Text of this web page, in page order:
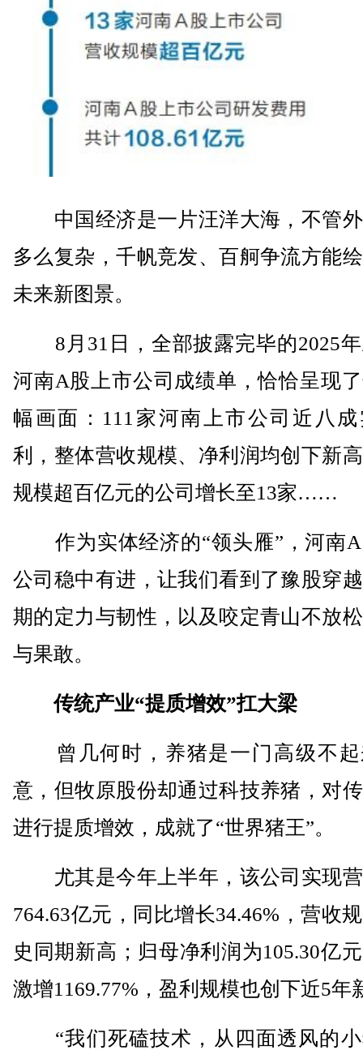
中国经济是一片汪洋大海，不管
多么复杂，千帆竞发、百舸争流方能
未来新图景。
8月31日，全部披露完毕的2025年
河南A股上市公司成绩单，恰恰呈现
幅画面：111家河南上市公司近八
利，整体营收规模、净利润均创下新
规模超百亿元的公司增长至13家……
作为实体经济的“领头雁”，河南A
公司稳中有进，让我们看到了豫股穿
期的定力与韧性，以及咬定青山不放
与果敢。
传统产业“提质增效”扛大梁
曾几何时，养猪是一门高级不起
意，但牧原股份却通过科技养猪，对
进行提质增效，成就了“世界猪王”。
尤其是今年上半年，该公司实现
764.63亿元，同比增长34.46%，营收
史同期新高；归母净利润为105.30亿
激增1169.77%，盈利规模也创下近5年
“我们死磕技术，从四面透风的小